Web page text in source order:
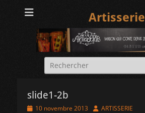
Artisserie
Rechercher :
slide1-2b
Posted10 novembre 2013 Author
ARTISSERIE